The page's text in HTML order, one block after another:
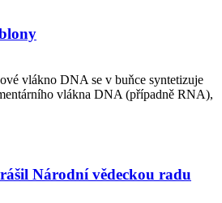
vlákno DNA se v buňce syntetizuje
vlákna DNA (případně RNA),
Národní vědeckou radu